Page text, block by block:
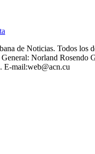
de Noticias. Todos los
Norland Rosendo
E-mail:web@acn.cu